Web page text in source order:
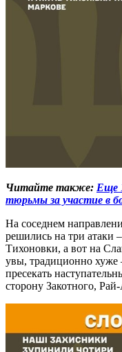
Читайте также: Еще
тюрьмы за участие в
На соседнем
решились на три атаки
Тихоновки, а вот на
увы, традиционно
пресекать
сторону Закотного,